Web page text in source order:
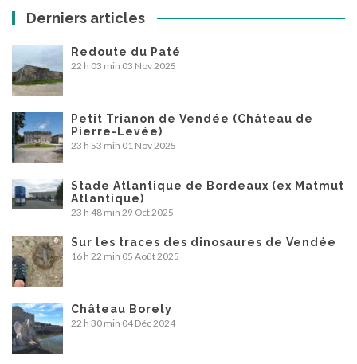
Derniers articles
Redoute du Paté
22 h 03 min 03 Nov 2025
Petit Trianon de Vendée (Château de
Pierre-Levée)
23 h 53 min 01 Nov 2025
Stade Atlantique de Bordeaux (ex Matmut
Atlantique)
23 h 48 min 29 Oct 2025
Sur les traces des dinosaures de Vendée
16 h 22 min 05 Août 2025
Château Borely
22 h 30 min 04 Déc 2024